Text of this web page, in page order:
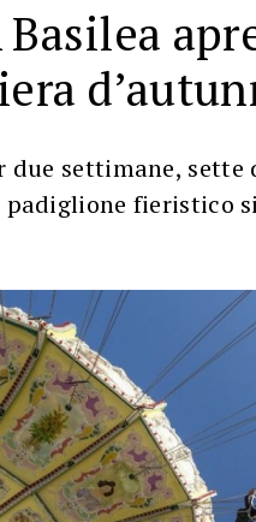
Basilea
due settimane,
padiglione fieristico